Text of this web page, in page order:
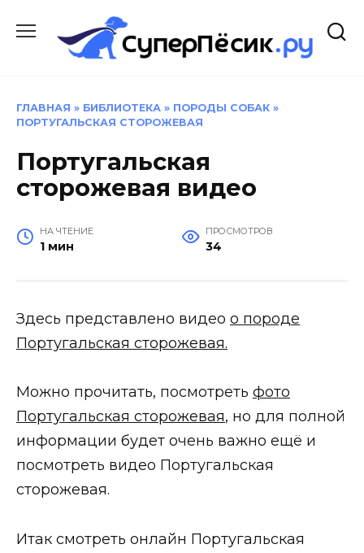
содержанию
ГЛАВНАЯ » БИБЛИОТЕКА » ПОРОДЫ СОБАК »
ПОРТУГАЛЬСКАЯ СТОРОЖЕВАЯ
Португальская
сторожевая видео
НА ЧТЕНИЕ
1 мин
ПРОСМОТРОВ
34
Здесь представлено видео о породе
Португальская сторожевая.
Можно прочитать, посмотреть фото
Португальская сторожевая, но для полной
информации будет очень важно ещё и
посмотреть видео Португальская
сторожевая.
Итак смотреть онлайн Португальская